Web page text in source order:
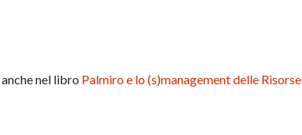
nel libro Palmiro e lo (s)management delle Risorse